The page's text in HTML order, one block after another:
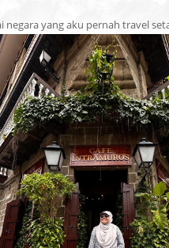
negara yang aku pernah travel